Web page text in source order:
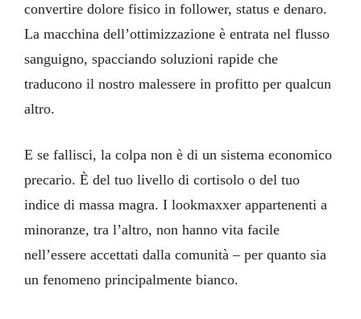
convertire dolore fisico in follower, status e denaro.
La macchina dell’ottimizzazione è entrata nel flusso
sanguigno, spacciando soluzioni rapide che
traducono il nostro malessere in profitto per qualcun
altro.
E se fallisci, la colpa non è di un sistema economico
precario. È del tuo livello di cortisolo o del tuo
indice di massa magra. I lookmaxxer appartenenti a
minoranze, tra l’altro, non hanno vita facile
nell’essere accettati dalla comunità – per quanto sia
un fenomeno principalmente bianco.